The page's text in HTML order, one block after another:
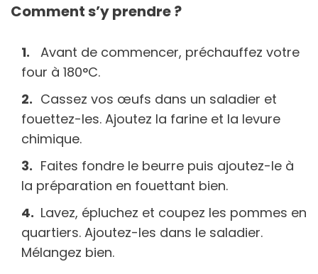
Comment s’y prendre ?
Avant de commencer, préchauffez votre
four à 180°C.
Cassez vos œufs dans un saladier et
fouettez-les. Ajoutez la farine et la levure
chimique.
Faites fondre le beurre puis ajoutez-le à
la préparation en fouettant bien.
Lavez, épluchez et coupez les pommes en
quartiers. Ajoutez-les dans le saladier.
Mélangez bien.